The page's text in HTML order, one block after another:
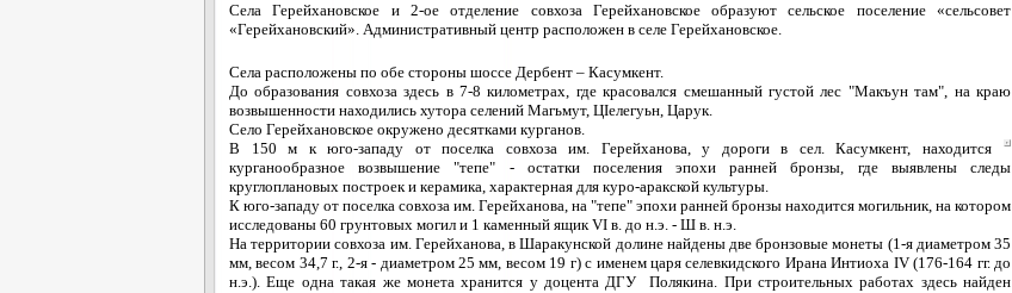
Села Герейхановское и 2-ое отделение совхоза Герейхановское образуют сельское поселение «сельсовет
«Герейхановский». Административный центр расположен в селе Герейхановское.
Села расположены по обе стороны шоссе Дербент – Касумкент.
До образования совхоза здесь в 7-8 километрах, где красовался смешанный густой лес "Макъун там", на краю
возвышенности находились хутора селений Магьмут, ЦIелегуьн, Царук.
Село Герейхановское окружено десятками курганов.
В 150 м к юго-западу от поселка совхоза им. Герей­ханова, у дороги в сел. Касумкент, находится
курганообразное возвышение "тепе" - остатки поселения эпохи ранней бронзы, где выявлены следы
круглоплановых построек и керамика, характерная для куро-аракской культуры.
К юго-западу от поселка совхоза им. Герейханова, на "тепе" эпохи ранней бронзы находится могильник, на котором
исследованы 60 грунтовых могил и 1 каменный ящик VI в. до н.э. - Ш в. н.э.
На территории совхоза им. Герейханова, в Шаракунской долине найдены две бронзовые монеты (1-я диаметром 35
мм, весом 34,7 г., 2-я - диаметром 25 мм, весом 19 г) с именем царя селевкидского Ирана Интиоха IV (176-164 гг. до
н.э.). Еще одна такая же монета хранится у доцента ДГУ Полякина. При строительных работах здесь найден